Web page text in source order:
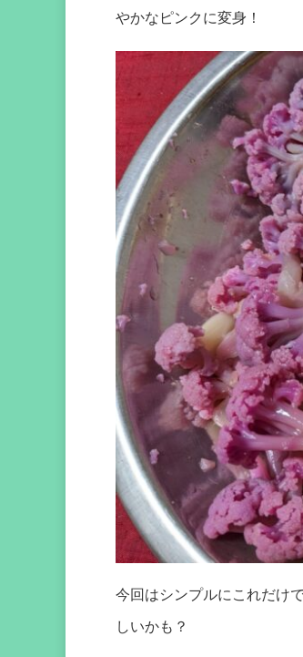
やかなピンクに変身！
今回はシンプルにこれだけ
しいかも？